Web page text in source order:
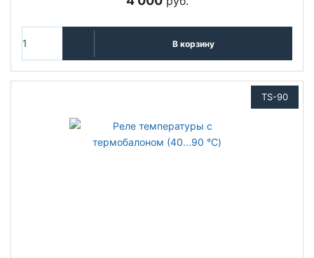
В корзину
TS-90